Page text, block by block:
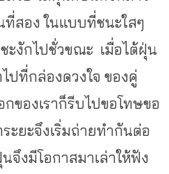
ที่สอง ในแบบที่ชนะใสๆ
ะงักไปชั่วขณะ เมื่อไต้ฝุ่น
ไปที่กล่องดวงใจ ของคู่
ของเราก็รีบไปขอโทษขอ
ยะจึงเริ่มถ่ายทำกันต่อ
จึงมีโอกาสมาเล่าให้ฟัง